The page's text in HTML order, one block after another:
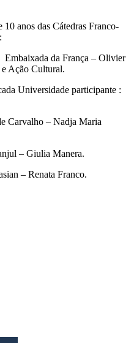
anos das Cátedras Franco-
da França – Olivier
Ação Cultural.
Universidade participante :
Carvalho – Nadja Maria
– Giulia Manera.
– Renata Franco.